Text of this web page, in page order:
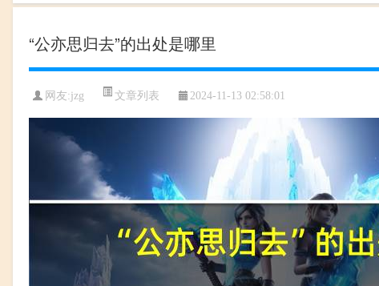
“公亦思归去”的出处是哪里
网友:jzg 文章列表 2024-11-13 02:58:01